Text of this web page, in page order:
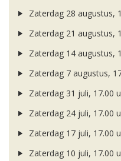
Zaterdag 28 augustus,
Zaterdag 21 augustus,
Zaterdag 14 augustus,
Zaterdag 7 augustus,
Zaterdag 31 juli, 17.00
Zaterdag 24 juli, 17.00
Zaterdag 17 juli, 17.00
Zaterdag 10 juli, 17.00